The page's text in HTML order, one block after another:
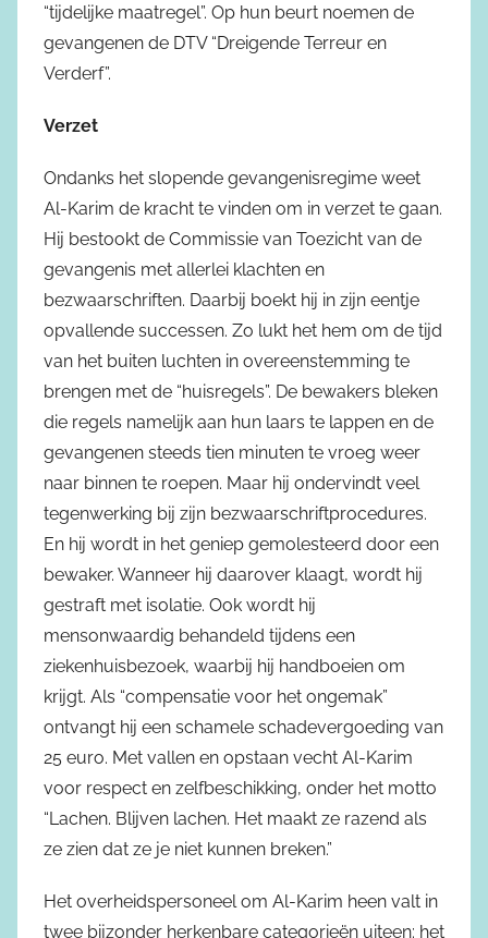
“tijdelijke maatregel”. Op hun beurt noemen de
gevangenen de DTV “Dreigende Terreur en
Verderf”.
Verzet
Ondanks het slopende gevangenisregime weet
Al-Karim de kracht te vinden om in verzet te gaan.
Hij bestookt de Commissie van Toezicht van de
gevangenis met allerlei klachten en
bezwaarschriften. Daarbij boekt hij in zijn eentje
opvallende successen. Zo lukt het hem om de tijd
van het buiten luchten in overeenstemming te
brengen met de “huisregels”. De bewakers bleken
die regels namelijk aan hun laars te lappen en de
gevangenen steeds tien minuten te vroeg weer
naar binnen te roepen. Maar hij ondervindt veel
tegenwerking bij zijn bezwaarschriftprocedures.
En hij wordt in het geniep gemolesteerd door een
bewaker. Wanneer hij daarover klaagt, wordt hij
gestraft met isolatie. Ook wordt hij
mensonwaardig behandeld tijdens een
ziekenhuisbezoek, waarbij hij handboeien om
krijgt. Als “compensatie voor het ongemak”
ontvangt hij een schamele schadevergoeding van
25 euro. Met vallen en opstaan vecht Al-Karim
voor respect en zelfbeschikking, onder het motto
“Lachen. Blijven lachen. Het maakt ze razend als
ze zien dat ze je niet kunnen breken.”
Het overheidspersoneel om Al-Karim heen valt in
twee bijzonder herkenbare categorieën uiteen: het